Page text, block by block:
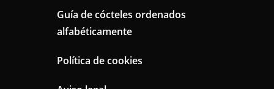
Guía de cócteles ordenados
alfabéticamente
Política de cookies